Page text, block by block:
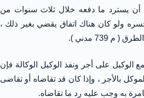
أن يسترد ما دفعه خلال ثلاث سنوات من
ولو كان هناك اتفاق يقضي بغير ذلك ،
م 739 مدني ).
الوكيل على أجر ونفذ الوكيل الوكالة فإن
بالأجر ، وإذا كان قد تقاضاه أو تقاضى
به وجب عليه رد ما تقاضاه.